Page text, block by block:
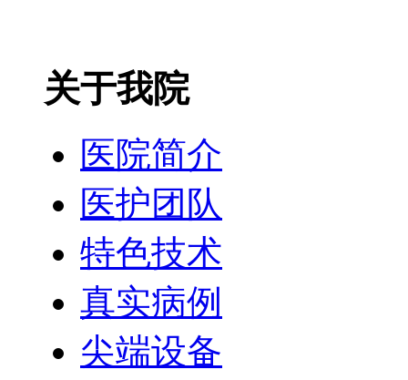
关于我院
医院简介
医护团队
特色技术
真实病例
尖端设备